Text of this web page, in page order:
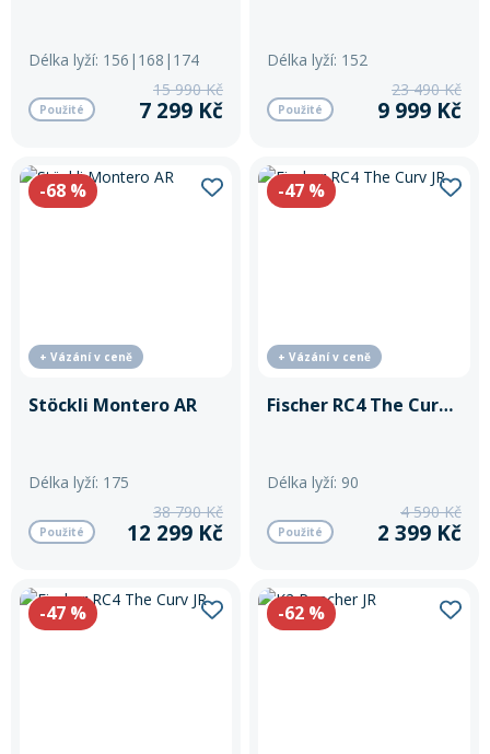
Délka lyží: 156|168|174
Použité
15 990 Kč
7 299 Kč
Délka lyží: 152
Použité
23 490 Kč
9 999 Kč
-68 %
+ Vázání v ceně
Stöckli Montero AR
Délka lyží: 175
Použité
38 790 Kč
12 299 Kč
-47 %
+ Vázání v ceně
Fischer RC4 The Curv JR
Délka lyží: 90
Použité
4 590 Kč
2 399 Kč
-47 % -62 %